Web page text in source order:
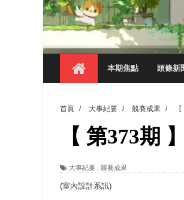
產學合作新里程！財
英文公園 315期
【 第404期 】影視
【 第404期 】你抓
【 第404期 】探索
【 第404期 】從創
本期焦點 頭條新
首頁 / 大事紀要 / 競賽成果 /
【 第373期
大事紀要 競賽成果
(室內設計系訊)